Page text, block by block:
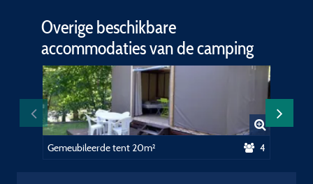
Overige beschikbare
accommodaties van de camping
Gemeubileerde tent 20m² 4